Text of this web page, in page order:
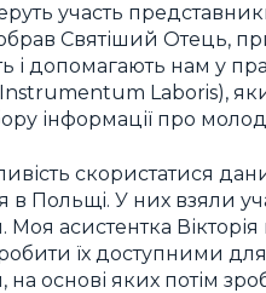
участь
Святіший Отець,
і допомагають нам у
Laboris),
інформації про
скористатися
в Польщі. У них взяли
Моя асистентка
їх доступними
на основі яких потім